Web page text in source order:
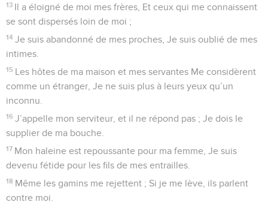
13 Il a éloigné de moi mes frères, Et ceux qui me connaissent
se sont dispersés loin de moi ;
14 Je suis abandonné de mes proches, Je suis oublié de mes
intimes.
15 Les hôtes de ma maison et mes servantes Me considèrent
comme un étranger, Je ne suis plus à leurs yeux qu’un
inconnu.
16 J’appelle mon serviteur, et il ne répond pas ; Je dois le
supplier de ma bouche.
17 Mon haleine est repoussante pour ma femme, Je suis
devenu fétide pour les fils de mes entrailles.
18 Même les gamins me rejettent ; Si je me lève, ils parlent
contre moi.